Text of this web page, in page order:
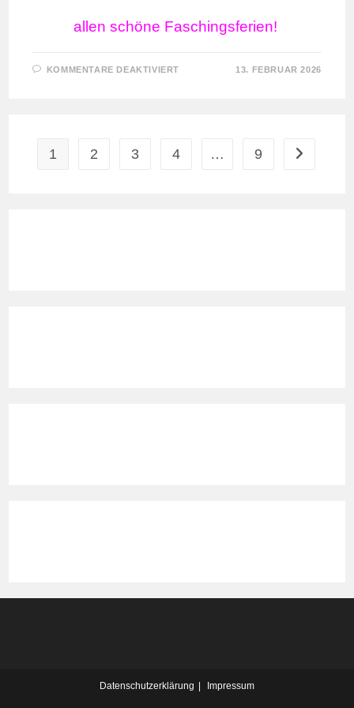
allen schöne Faschingsferien!
KOMMENTARE DEAKTIVIERT 13. FEBRUAR 2026
1 2 3 4 … 9 Zur
Datenschutzerklärung Impressum